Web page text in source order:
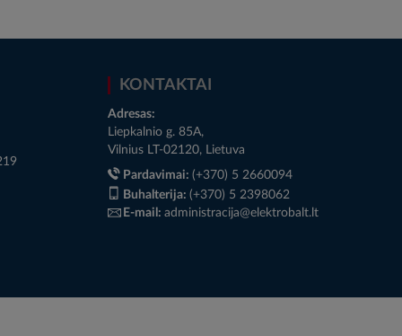
KONTAKTAI
Adresas:
Liepkalnio g. 85A,
Vilnius LT-02120, Lietuva
Pardavimai: (+370) 5 2660094
Buhalterija: (+370) 5 2398062
E-mail: administracija@elektrobalt.lt